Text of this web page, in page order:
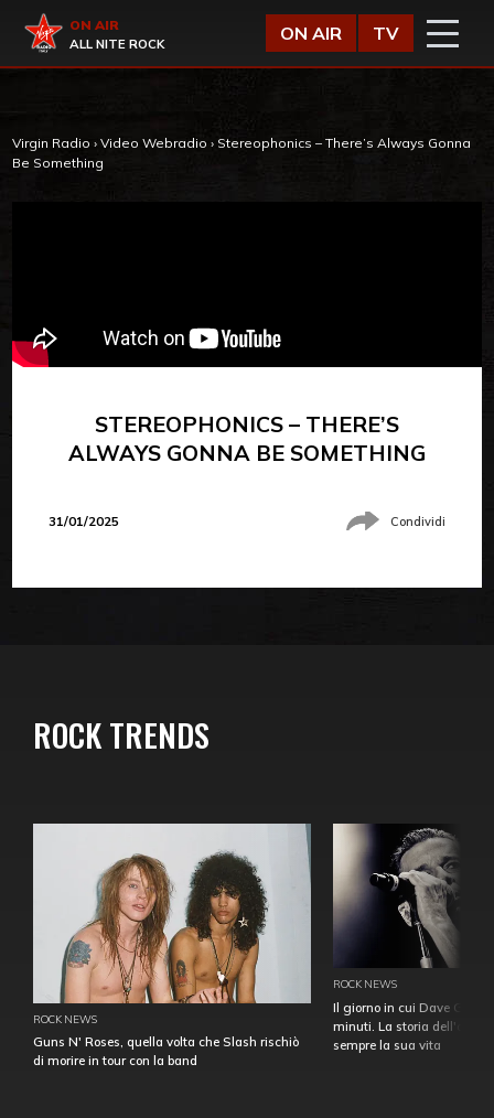
Virgin Radio
ON AIR
ALL NITE ROCK
ON AIR TV
Virgin Radio › Video Webradio › Stereophonics – There’s Always Gonna
Be Something
STEREOPHONICS – THERE’S
ALWAYS GONNA BE SOMETHING
31/01/2025 Condividi
ROCK TRENDS
ROCK NEWS
Guns N' Roses, quella volta che Slash rischiò
di morire in tour con la band
ROCK NEWS
Il giorno in cui Dave
minuti. La storia
sempre la sua vita